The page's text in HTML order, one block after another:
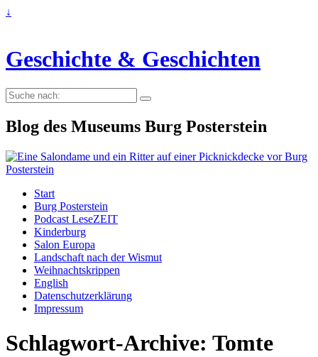
↓
Geschichte & Geschichten
Suche
nach:
Blog des Museums Burg Posterstein
Start
Burg Posterstein
Podcast LeseZEIT
Kinderburg
Salon Europa
Landschaft nach der Wismut
Weihnachtskrippen
English
Datenschutzerklärung
Impressum
Schlagwort-Archive: Tomte